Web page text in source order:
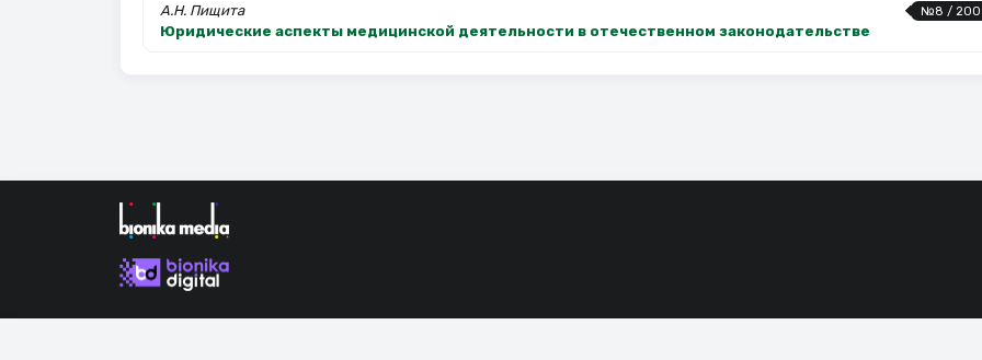
№8 /
А.Н. Пищита
Юридические аспекты медицинской деятельности в отечественном законодательстве